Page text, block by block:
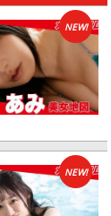
NEW!
NEW!